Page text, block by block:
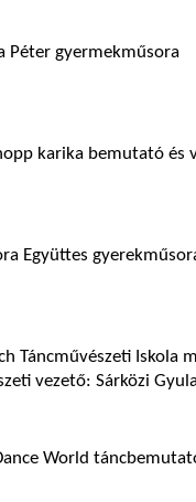
Péter gyermekműsora
karika bemutató és
Együttes
Táncművészeti Iskola
vezető: Sárközi
World